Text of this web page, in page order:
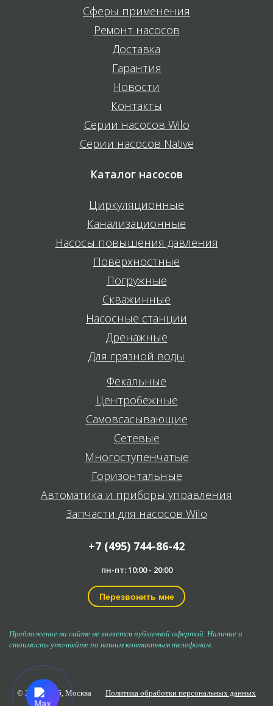
Сферы применения
Ремонт насосов
Доставка
Гарантия
Новости
Контакты
Серии насосов Wilo
Серии насосов Native
Каталог насосов
Циркуляционные
Канализационные
Насосы повышения давления
Поверхностные
Погружные
Скважинные
Насосные станции
Дренажные
Для грязной воды
Фекальные
Центробежные
Самовсасывающие
Сетевые
Многоступенчатые
Горизонтальные
Автоматика и приборы управления
Запчасти для насосов Wilo
+7 (495) 744-86-42
пн-пт: 10:00 - 20:00
Перезвонить мне
Предложение на сайте не является публичной офертой. Наличие и
стоимость уточняйте по нашим контактным телефонам.
© 2006-2026, Москва
Политика обработки персональных данных